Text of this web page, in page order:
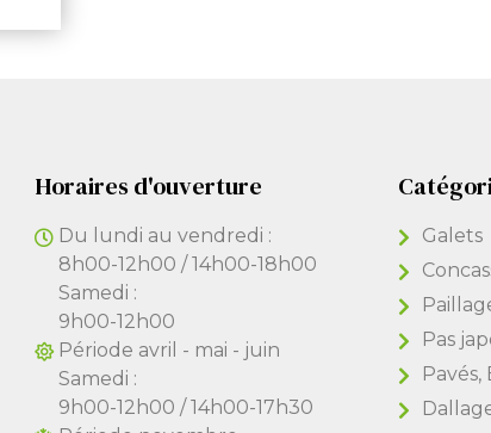
Horaires d'ouverture
Du lundi au vendredi :
8h00-12h00 / 14h00-18h00
Samedi :
9h00-12h00
Période avril - mai - juin
Samedi :
9h00-12h00 / 14h00-17h30
Galets
Pas